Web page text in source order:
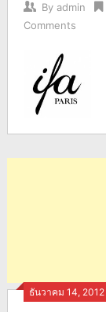
By admin
Comments
ธันวาคม 14, 2012